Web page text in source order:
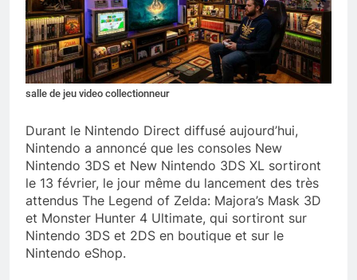
salle de jeu video collectionneur
Durant le Nintendo Direct diffusé aujourd’hui,
Nintendo a annoncé que les consoles New
Nintendo 3DS et New Nintendo 3DS XL sortiront
le 13 février, le jour même du lancement des très
attendus The Legend of Zelda: Majora’s Mask 3D
et Monster Hunter 4 Ultimate, qui sortiront sur
Nintendo 3DS et 2DS en boutique et sur le
Nintendo eShop.